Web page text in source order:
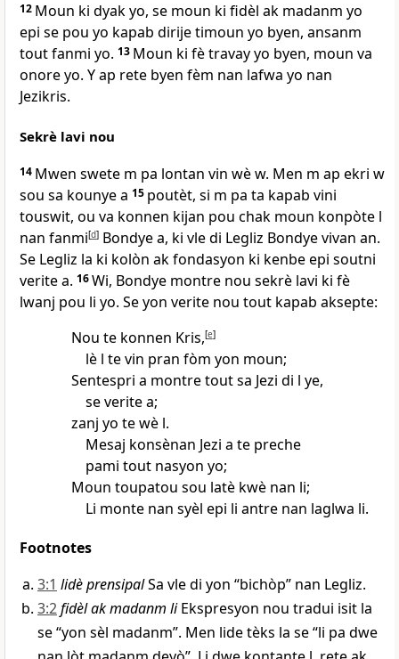
12 Moun ki dyak yo, se moun ki fidèl ak madanm yo
epi se pou yo kapab dirije timoun yo byen, ansanm
tout fanmi yo. 13 Moun ki fè travay yo byen, moun va
onore yo. Y ap rete byen fèm nan lafwa yo nan
Jezikris.
Sekrè lavi nou
14 Mwen swete m pa lontan vin wè w. Men m ap ekri w
sou sa kounye a 15 poutèt, si m pa ta kapab vini
touswit, ou va konnen kijan pou chak moun konpòte l
nan fanmi[d] Bondye a, ki vle di Legliz Bondye vivan an.
Se Legliz la ki kolòn ak fondasyon ki kenbe epi soutni
verite a. 16Wi, Bondye montre nou sekrè lavi ki fè
lwanj pou li yo. Se yon verite nou tout kapab aksepte:
Nou te konnen Kris,[e]
lè l te vin pran fòm yon moun;
Sentespri a montre tout sa Jezi di l ye,
se verite a;
zanj yo te wè l.
Mesaj konsènan Jezi a te preche
pami tout nasyon yo;
Moun toupatou sou latè kwè nan li;
Li monte nan syèl epi li antre nan laglwa li.
Footnotes
3:1 lidè prensipalSa vle di yon “bichòp” nan Legliz.
3:2fidèl ak madanm liEkspresyon nou tradui isit la
se “yon sèl madanm”. Men lide tèks la se “li pa dwe